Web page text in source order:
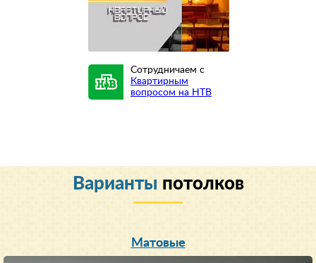
Сотрудничаем с
Квартирным
вопросом на НТВ
Варианты потолков
Матовые